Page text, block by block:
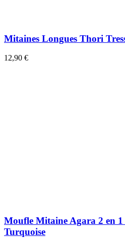
Mitaines Longues Thori
12,90 €
Moufle Mitaine Agara 2 en
Turquoise